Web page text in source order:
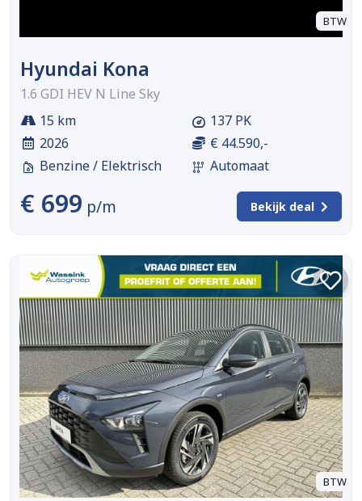
BTW
Hyundai Kona
1.6 GDI HEV N Line Sky
15 km
2026
Benzine / Elektrisch
137 PK
€ 44.590,-
Automaat
€ 699 p/m Bekijk deal
BTW